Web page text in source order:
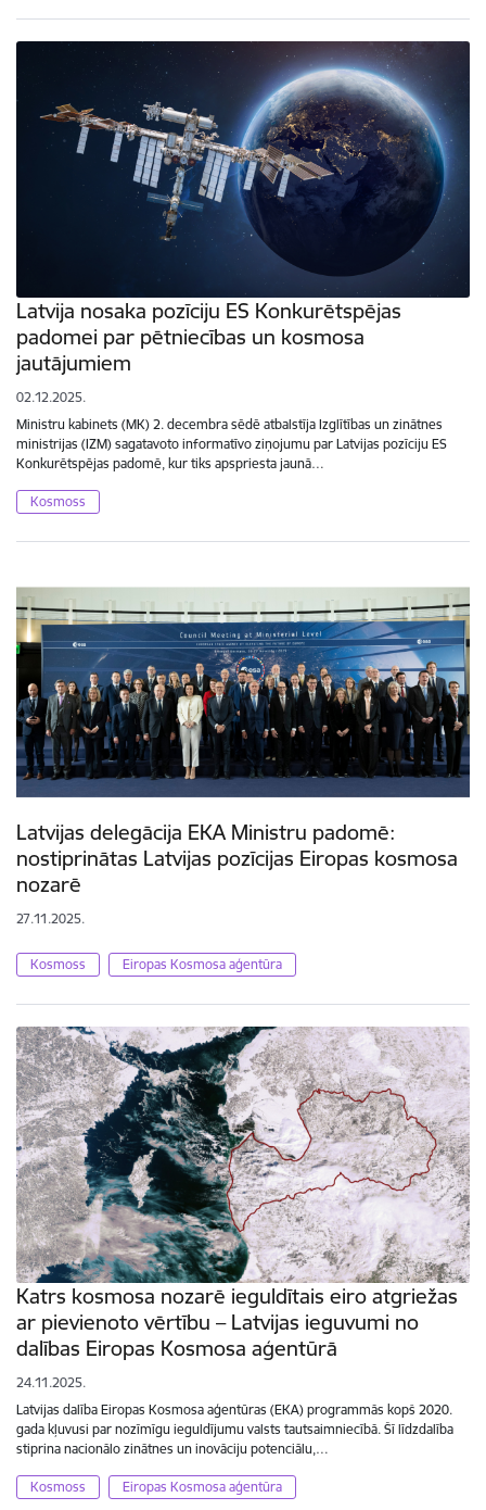
Latvija nosaka pozīciju ES Konkurētspējas
padomei par pētniecības un kosmosa
jautājumiem
02.12.2025.
Ministru kabinets (MK) 2. decembra sēdē atbalstīja Izglītības un zinātnes
ministrijas (IZM) sagatavoto informatīvo ziņojumu par Latvijas pozīciju ES
Konkurētspējas padomē, kur tiks apspriesta jaunā…
Kosmoss
Latvijas delegācija EKA Ministru padomē:
nostiprinātas Latvijas pozīcijas Eiropas kosmosa
nozarē
27.11.2025.
Kosmoss Eiropas Kosmosa aģentūra
Katrs kosmosa nozarē ieguldītais eiro atgriežas
ar pievienoto vērtību – Latvijas ieguvumi no
dalības Eiropas Kosmosa aģentūrā
24.11.2025.
Latvijas dalība Eiropas Kosmosa aģentūras (EKA) programmās kopš 2020.
gada kļuvusi par nozīmīgu ieguldījumu valsts tautsaimniecībā. Šī līdzdalība
stiprina nacionālo zinātnes un inovāciju potenciālu,…
Kosmoss Eiropas Kosmosa aģentūra